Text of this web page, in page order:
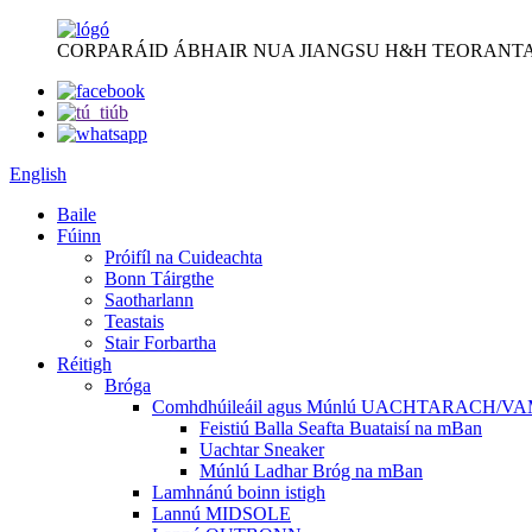
CORPARÁID ÁBHAIR NUA JIANGSU H&H
English
Baile
Fúinn
Próifíl na Cuideachta
Bonn Táirgthe
Saotharlann
Teastais
Stair Forbartha
Réitigh
Bróga
Comhdhúileáil agus Múnlú UACHTARACH/
Feistiú Balla Seafta Buataisí na mBan
Uachtar Sneaker
Múnlú Ladhar Bróg na mBan
Lamhnánú boinn istigh
Lannú MIDSOLE